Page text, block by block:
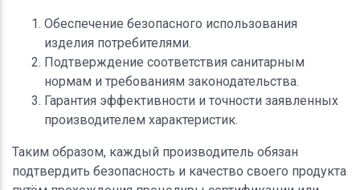
Обеспечение безопасного использования
изделия потребителями.
Подтверждение соответствия санитарным
нормам и требованиям законодательства.
Гарантия эффективности и точности заявленных
производителем характеристик.
Таким образом, каждый производитель обязан
подтвердить безопасность и качество своего продукта